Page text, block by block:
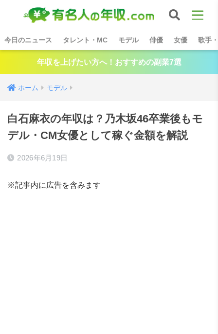
今日のニュース タレント・MC モデル 俳優 女優 歌手
年収を上げたい方へ！おすすめの副業7選
ホーム モデル
白石麻衣の年収は？乃木坂46卒業後もモ
デル・CM女優として稼ぐ金額を解説
2026年6月19日
※記事内に広告を含みます